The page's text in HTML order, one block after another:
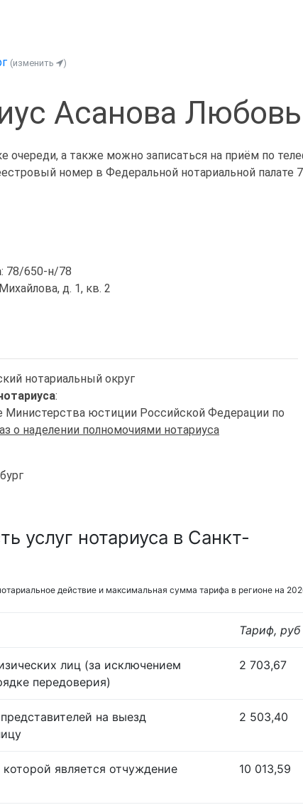
(изменить )
Асанова
очереди, а также можно записаться на приём по
номер в Федеральной нотариальной палате
: 78/650-н/78
д. 1, кв. 2
нотариальный округ
:
Министерства юстиции Российской Федерации по
о наделении полномочиями нотариуса
услуг нотариуса в Санкт-
действие и максимальная сумма тарифа в регионе на
Тариф, руб
лиц (за исключением
передоверия)
2 703,67
на выезд
2 503,40
является отчуждение
10 013,59